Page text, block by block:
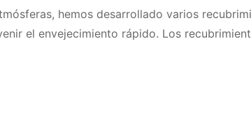
hemos desarrollado varios
el envejecimiento rápido. Los